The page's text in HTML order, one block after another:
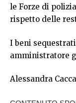
le Forze di
rispetto delle
I beni
amministratore
Alessandra